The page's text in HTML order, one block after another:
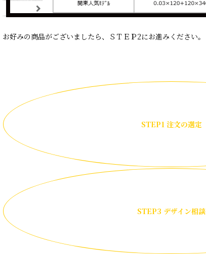
お好みの商品がございましたら、ＳＴＥＰ2にお進みください。
STEP1 注文の選定
STEP3 デザイン相談